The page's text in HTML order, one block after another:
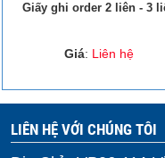
Giấy ghi order 2 liên - 3
Giá: Liên hệ
LIÊN HỆ VỚI CHÚNG TÔI